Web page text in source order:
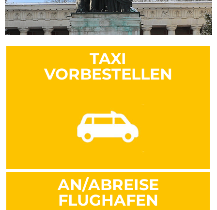
TAXI
VORBESTELLEN
AN/ABREISE
FLUGHAFEN